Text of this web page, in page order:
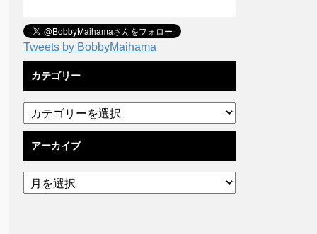
Tweets by BobbyMaihama
カテゴリー
アーカイブ